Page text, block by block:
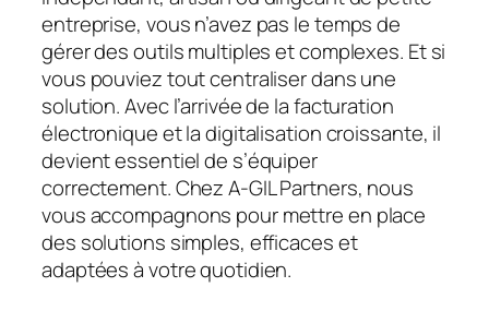
entreprise, vous n’avez pas le temps de
gérer des outils multiples et complexes. Et si
vous pouviez tout centraliser dans une
solution. Avec l’arrivée de la facturation
électronique et la digitalisation croissante, il
devient essentiel de s’équiper
correctement. Chez A-GIL Partners, nous
vous accompagnons pour mettre en place
des solutions simples, efficaces et
adaptées à votre quotidien.